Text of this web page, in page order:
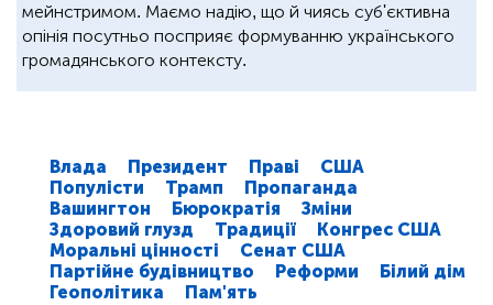
мейнстримом. Маємо надію, що й чиясь суб'єктивна
опінія посутньо посприяє формуванню українського
громадянського контексту.
Влада Президент Праві
США
Популісти
Трамп
Пропаганда
Вашингтон
Бюрократія
Зміни
Здоровий глузд
Традиції
Конгрес США
Моральні цінності
Сенат США
Партійне будівництво
Реформи
Білий дім
Геополітика
Пам'ять